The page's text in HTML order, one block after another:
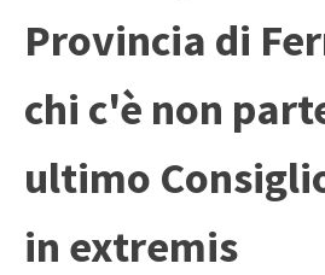
Provincia di
chi c'è non
ultimo
in extremis